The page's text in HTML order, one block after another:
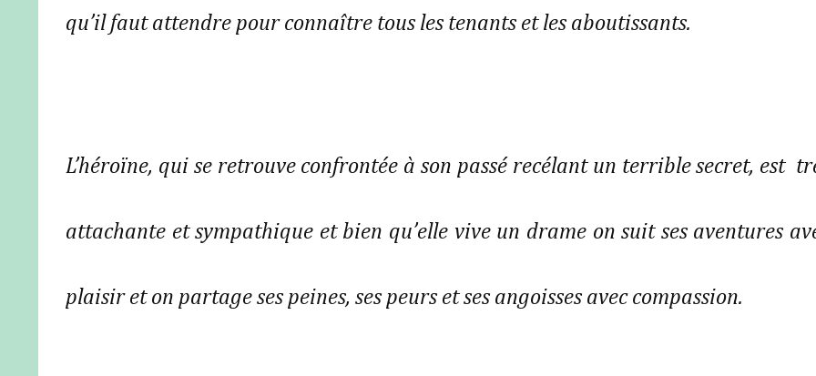
qu’il faut attendre pour connaître tous les tenants et les aboutissants.
L’héroïne, qui se retrouve confrontée à son passé recélant un terrible secret, est
attachante et sympathique et bien qu’elle vive un drame on suit ses aventures
plaisir et on partage ses peines, ses peurs et ses angoisses avec compassion.